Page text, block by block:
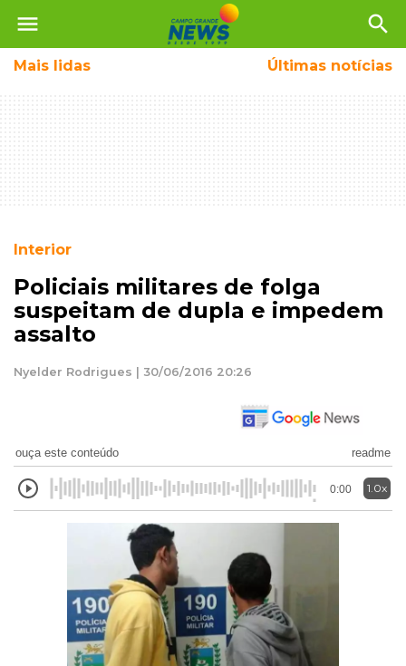
menu search
Mais lidas Últimas notícias
Interior
Policiais militares de folga
suspeitam de dupla e impedem
assalto
Nyelder Rodrigues | 30/06/2016 20:26
ouça este conteúdo readme
0:00 1.0x